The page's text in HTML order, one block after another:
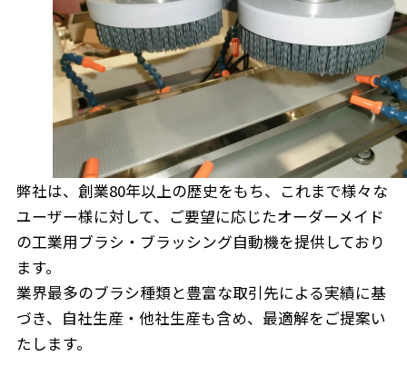
弊社は、創業80年以上の歴史をもち、これまで様々な
ユーザー様に対して、ご要望に応じたオーダーメイド
の工業用ブラシ・ブラッシング自動機を提供しており
ます。
業界最多のブラシ種類と豊富な取引先による実績に基
づき、自社生産・他社生産も含め、最適解をご提案い
たします。